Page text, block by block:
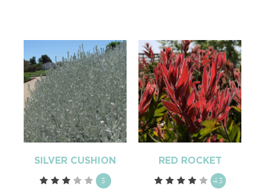
SILVER CUSHION
3
RED ROCKET
4.3